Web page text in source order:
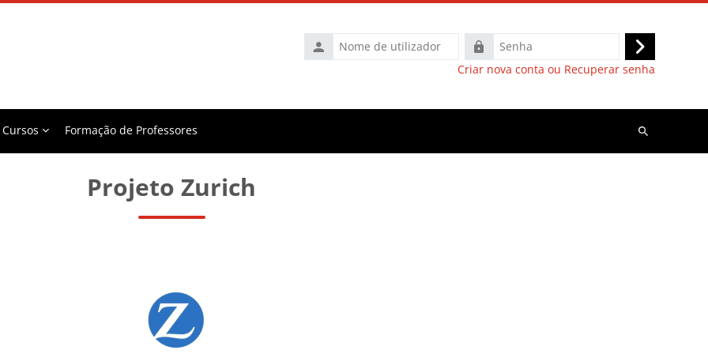
Nome
de
Senha
Entrar
Criar nova conta ou Recuperar senha
Cursos Formação de Professores
Pesquisar
Projeto Zurich